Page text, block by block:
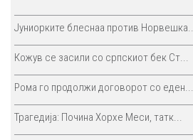
Јуниорките блеснаа против
Кожув се засили со српскиот бек Ст...
Рома го продолжи договорот со еден...
Трагедија: Почина Хорхе Меси, татк...